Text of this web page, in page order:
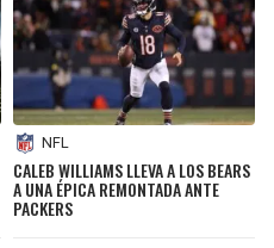
NFL
CALEB WILLIAMS LLEVA A LOS BEARS
A UNA ÉPICA REMONTADA ANTE
PACKERS